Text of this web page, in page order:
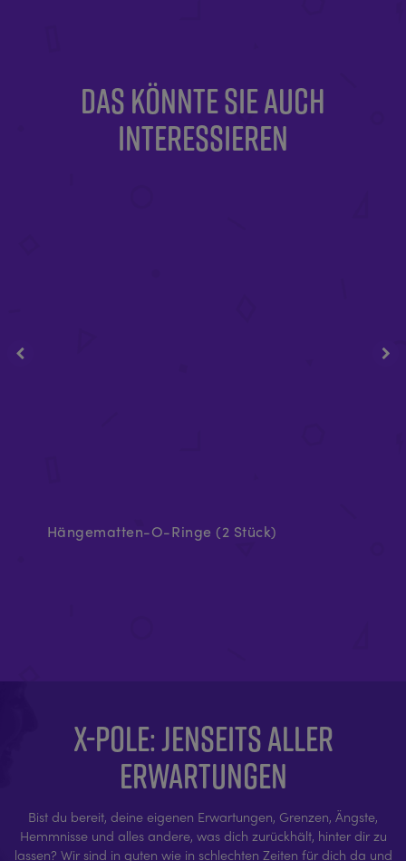
DAS KÖNNTE SIE AUCH
INTERESSIEREN
Hängematten-O-Ringe (2 Stück)
X-POLE: JENSEITS ALLER
ERWARTUNGEN
Bist du bereit, deine eigenen Erwartungen, Grenzen, Ängste,
Hemmnisse und alles andere, was dich zurückhält, hinter dir zu
lassen? Wir sind in guten wie in schlechten Zeiten für dich da und